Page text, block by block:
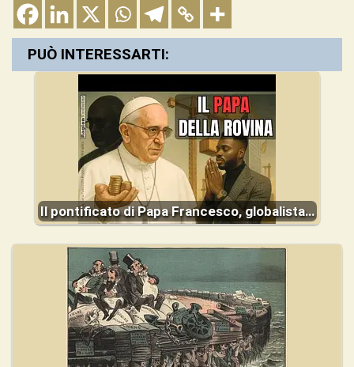
PUÒ INTERESSARTI:
Il pontificato di Papa Francesco, globalista…